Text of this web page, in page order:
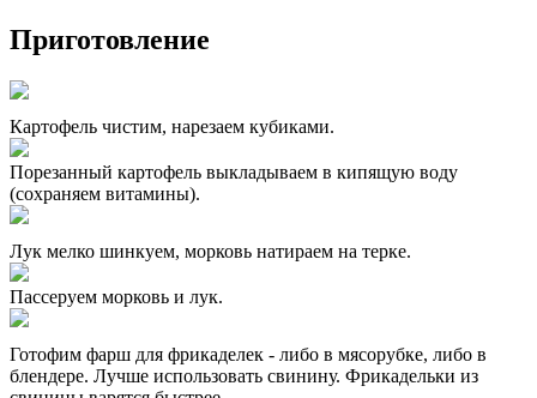
Приготовление
Картофель чистим, нарезаем кубиками.
Порезанный картофель выкладываем в кипящую воду
(сохраняем витамины).
Лук мелко шинкуем, морковь натираем на терке.
Пассеруем морковь и лук.
Готофим фарш для фрикаделек - либо в мясорубке, либо в
блендере. Лучше использовать свинину. Фрикадельки из